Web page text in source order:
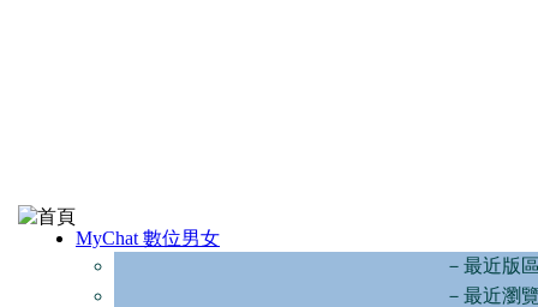
MyChat 數位男女
－最近版
－最近瀏